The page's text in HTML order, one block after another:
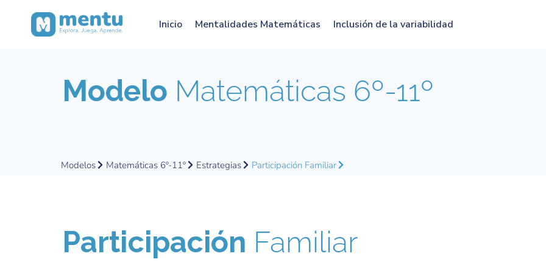
Inicio Mentalidades Matemáticas Inclusión de la variabilidad
Modelo Matemáticas 6º-11º
Modelos Matemáticas 6º-11º Estrategias Participación Familiar
Participación Familiar